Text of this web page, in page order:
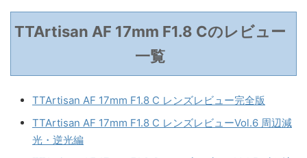
TTArtisan AF 17mm F1.8 Cのレビュー
一覧
TTArtisan AF 17mm F1.8 C レンズレビュー完全版
TTArtisan AF 17mm F1.8 C レンズレビューVol.6 周辺減
光・逆光編